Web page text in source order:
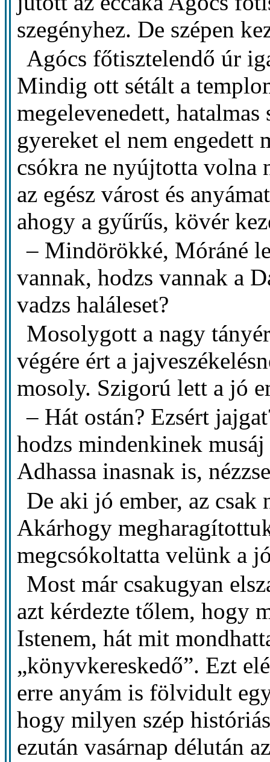
szegényhez. De szépen
Agócs főtisztelendő úr
Mindig ott sétált a
megelevenedett,
gyereket el nem engedett
csókra ne nyújtotta volna
az egész várost és
ahogy a gyűrűs, kövér
– Mindörökké, Móráné
vannak, hodzs vannak a
vadzs haláleset?
Mosolygott a nagy
végére ért a
mosoly. Szigorú lett a jó
– Hát ostán? Ezsért
hodzs mindenkinek
Adhassa inasnak is,
De aki jó ember, az csak
Akárhogy
megcsókoltatta velünk a
Most már csakugyan
azt kérdezte tőlem, hogy
Istenem, hát mit
„könyvkereskedő”. Ezt
erre anyám is fölvidult
hogy milyen szép
ezután vasárnap délután